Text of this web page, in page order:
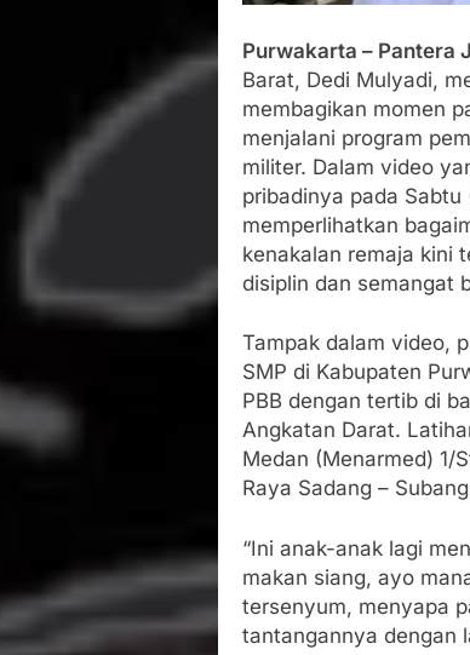
Purwakarta – Pantera
Barat, Dedi Mulyadi,
membagikan momen
menjalani program
militer. Dalam video
pribadinya pada
memperlihatkan
kenakalan remaja kini
disiplin dan semangat
Tampak dalam video,
SMP di Kabupaten
PBB dengan tertib di
Angkatan Darat.
Medan (Menarmed) 1/
Raya Sadang –
“Ini anak-anak lagi
makan siang, ayo
tersenyum, menyapa
tantangannya dengan